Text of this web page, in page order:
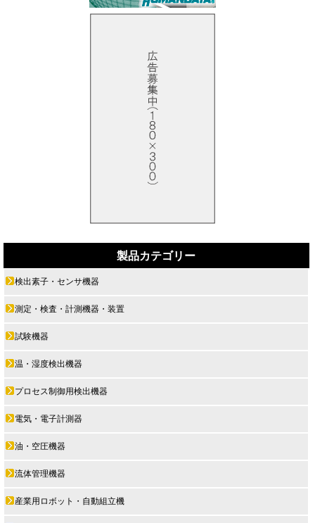
製品カテゴリー
検出素子・センサ機器
測定・検査・計測機器・装置
試験機器
温・湿度検出機器
プロセス制御用検出機器
電気・電子計測器
油・空圧機器
流体管理機器
産業用ロボット・自動組立機